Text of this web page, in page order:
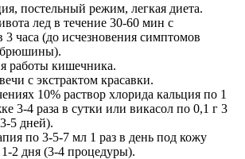
постельный режим, легкая диета.
лед в течение 30-60 мин с
часа (до исчезновения симптомов
брюшины).
работы кишечника.
с экстрактом красавки.
10% раствор хлорида кальция по 1
3-4 раза в сутки или викасол по 0,1 г 3
5 дней).
по 3-5-7 мл 1 раз в день под кожу
2 дня (3-4 процедуры).